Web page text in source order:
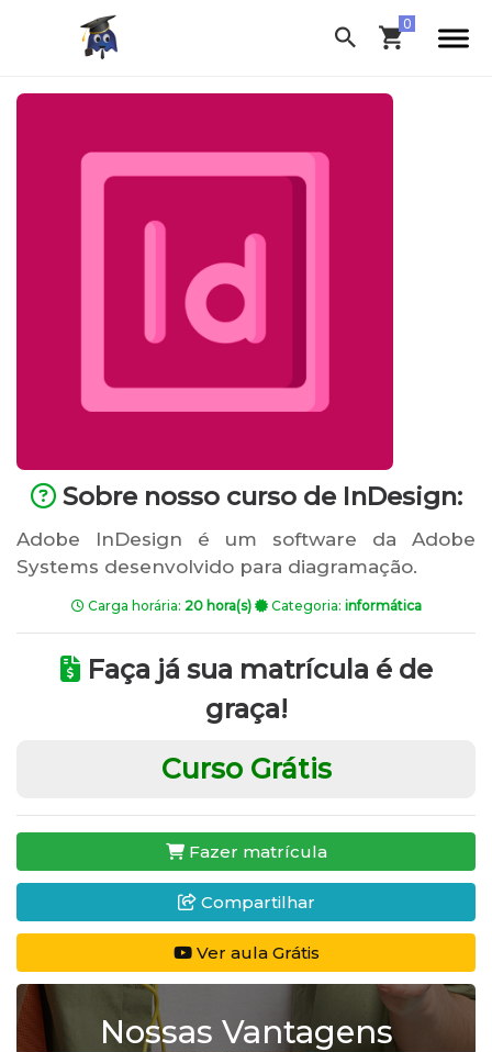
Sobre nosso curso de InDesign:
Adobe InDesign é um software da Adobe
Systems desenvolvido para diagramação.
Carga horária: 20 hora(s) Categoria: informática
Faça já sua matrícula é de
graça!
Curso Grátis
Fazer matrícula
Compartilhar
Ver aula Grátis
Nossas Vantagens